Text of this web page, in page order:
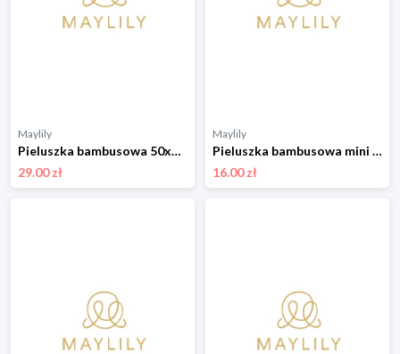
Maylily
Pieluszka bambusowa 50x50 - Bambinka - OUTLET
29.00 zł
Maylily
Pieluszka bambusowa mini 25x25 - Rozkwitajki - OUTLET
16.00 zł